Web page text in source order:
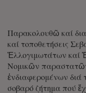
Παρακολουθῶ καί
καί τοποθετήσεις
Ἐλλογιμωτάτων καί
Νομικῶν
ἐνδιαφερομένων διά
σοβαρό ζήτημα πού